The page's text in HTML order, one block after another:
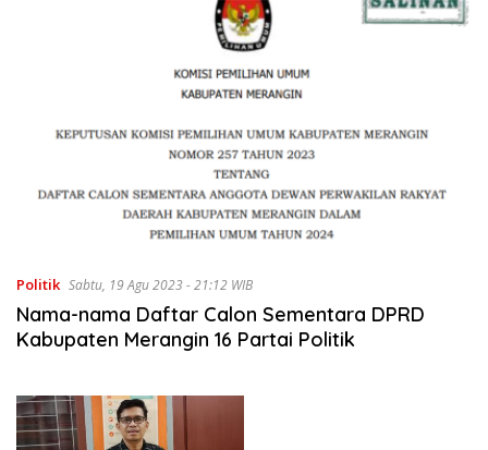
Politik Sabtu, 19 Agu 2023 - 21:12 WIB
Nama-nama Daftar Calon Sementara DPRD
Kabupaten Merangin 16 Partai Politik